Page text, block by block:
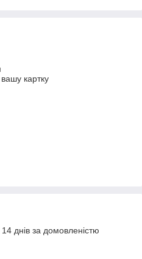
картку
днів за домовленістю